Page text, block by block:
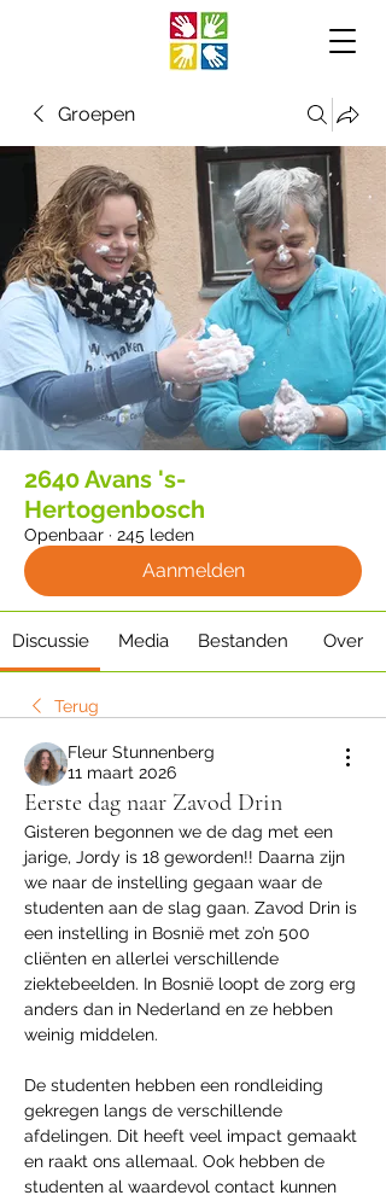
Groepen
2640 Avans 's-
Hertogenbosch
Openbaar · 245 leden
Aanmelden
Discussie Media Bestanden Over
Terug
Fleur Stunnenberg
11 maart 2026
Eerste dag naar Zavod Drin
Gisteren begonnen we de dag met een
jarige, Jordy is 18 geworden!! Daarna zijn
we naar de instelling gegaan waar de
studenten aan de slag gaan. Zavod Drin is
een instelling in Bosnië met zo’n 500
cliënten en allerlei verschillende
ziektebeelden. In Bosnië loopt de zorg erg
anders dan in Nederland en ze hebben
weinig middelen.
De studenten hebben een rondleiding
gekregen langs de verschillende
afdelingen. Dit heeft veel impact gemaakt
en raakt ons allemaal. Ook hebben de
studenten al waardevol contact kunnen